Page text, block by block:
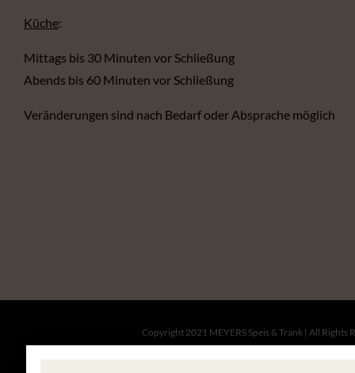
Küche:
Mittags bis 30 Minuten vor Schließung
Abends bis 60 Minuten vor Schließung
Veränderungen sind nach Bedarf oder Absprache möglich
Copyright 2021 MEYERS Speis & Trank | All Rights